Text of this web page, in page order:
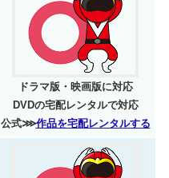
ドラマ版・映画版に対応
DVDの宅配レンタルで対応
公式⋙作品を宅配レンタルする